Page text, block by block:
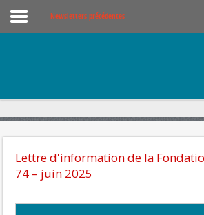
Newsletters précédentes
Lettre d'information de la
74 – juin 2025